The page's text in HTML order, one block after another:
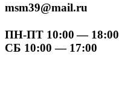
msm39@mail.ru
ПН-ПТ 10:00 — 18:00
СБ 10:00 — 17:00